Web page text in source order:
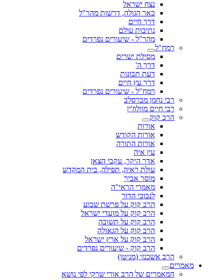
נצח ישראל
באר הגולה, דרשות מהר"ל
דרך חיים
נתיבות עולם
מהר"ל - שיעורים נפרדים
רמח"ל
מסילת ישרים
דרך ה'
דעת תבונות
דרך עץ חיים
רמח"ל - שיעורים נפרדים
רבי נחמן מברסלב
רבי חיים מוולוז'ין
הרב קוק
אורות
אורות הקודש
אורות התורה
עין איה
אדר היקר, עקבי הצאן
עולת ראיה, תפילה, בית המקדש
מוסר אביך
מאמרי הראי"ה
לנבוכי הדור
הרב קוק על פרשת שבוע
הרב קוק על מועדי ישראל
הרב קוק על תשובה
הרב קוק על הגאולה
הרב קוק על ארץ ישראל
הרב קוק - שיעורים נפרדים
הרב אשכנזי (מניטו)
מאמרים
המאמרים של הרב אורי שרקי לפי נושא